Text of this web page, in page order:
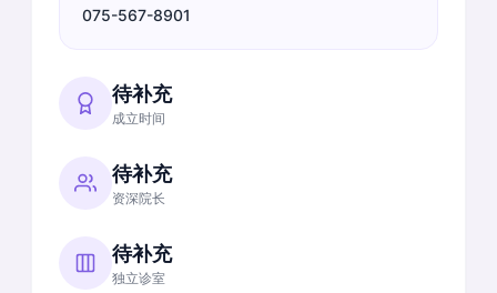
075-567-8901
待补充
成立时间
待补充
资深院长
待补充
独立诊室